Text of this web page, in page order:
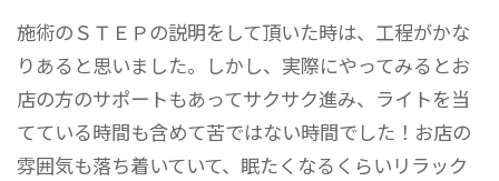
施術のＳＴＥＰの説明をして頂いた時は、工程がかな
りあると思いました。しかし、実際にやってみるとお
店の方のサポートもあってサクサク進み、ライトを当
てている時間も含めて苦ではない時間でした！お店の
雰囲気も落ち着いていて、眠たくなるくらいリラック